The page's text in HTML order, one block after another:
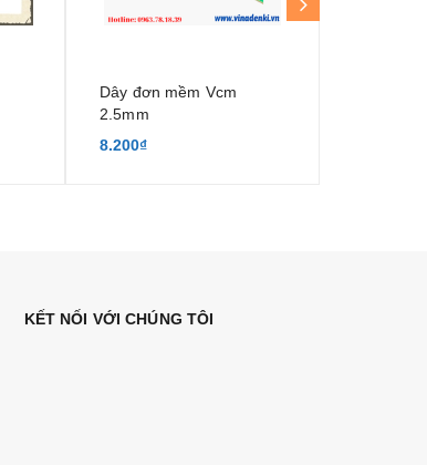
Dây đơn mềm Vcm
2.5mm
8.200₫
KẾT NỐI VỚI CHÚNG TÔI